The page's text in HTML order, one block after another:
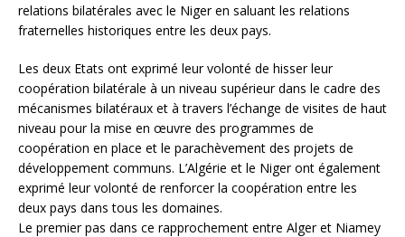
relations bilatérales avec le Niger en saluant les relations
fraternelles historiques entre les deux pays.
Les deux Etats ont exprimé leur volonté de hisser leur
coopération bilatérale à un niveau supérieur dans le cadre des
mécanismes bilatéraux et à travers l’échange de visites de haut
niveau pour la mise en œuvre des programmes de
coopération en place et le parachèvement des projets de
développement communs. L’Algérie et le Niger ont également
exprimé leur volonté de renforcer la coopération entre les
deux pays dans tous les domaines.
Le premier pas dans ce rapprochement entre Alger et Niamey